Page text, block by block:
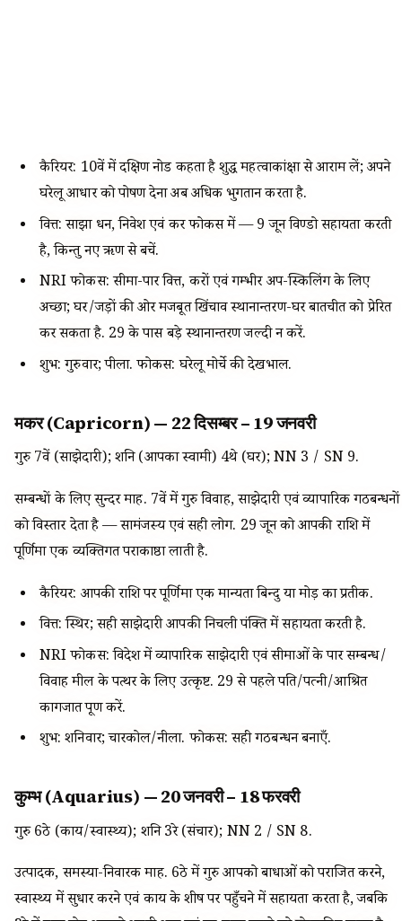
कैरियर: 10वें में दक्षिण नोड कहता है शुद्ध महत्वाकांक्षा से आराम लें; अपने
घरेलू आधार को पोषण देना अब अधिक भुगतान करता है.
वित्त: साझा धन, निवेश एवं कर फोकस में — 9 जून विण्डो सहायता करती
है, किन्तु नए ऋण से बचें.
NRI फोकस: सीमा-पार वित्त, करों एवं गम्भीर अप-स्किलिंग के लिए
अच्छा; घर/जड़ों की ओर मजबूत खिंचाव स्थानान्तरण-घर बातचीत को प्रेरित
कर सकता है. 29 के पास बड़े स्थानान्तरण जल्दी न करें.
शुभ: गुरुवार; पीला. फोकस: घरेलू मोर्चे की देखभाल.
मकर (Capricorn) — 22 दिसम्बर – 19 जनवरी
गुरु 7वें (साझेदारी); शनि (आपका स्वामी) 4थे (घर); NN 3 / SN 9.
सम्बन्धों के लिए सुन्दर माह. 7वें में गुरु विवाह, साझेदारी एवं व्यापारिक गठबन्धनों
को विस्तार देता है — सामंजस्य एवं सही लोग. 29 जून को आपकी राशि में
पूर्णिमा एक व्यक्तिगत पराकाष्ठा लाती है.
कैरियर: आपकी राशि पर पूर्णिमा एक मान्यता बिन्दु या मोड़ का प्रतीक.
वित्त: स्थिर; सही साझेदारी आपकी निचली पंक्ति में सहायता करती है.
NRI फोकस: विदेश में व्यापारिक साझेदारी एवं सीमाओं के पार सम्बन्ध/
विवाह मील के पत्थर के लिए उत्कृष्ट. 29 से पहले पति/पत्नी/आश्रित
कागजात पूर्ण करें.
शुभ: शनिवार; चारकोल/नीला. फोकस: सही गठबन्धन बनाएँ.
कुम्भ (Aquarius) — 20 जनवरी – 18 फरवरी
गुरु 6ठे (कार्य/स्वास्थ्य); शनि 3रे (संचार); NN 2 / SN 8.
उत्पादक, समस्या-निवारक माह. 6ठे में गुरु आपको बाधाओं को पराजित करने,
स्वास्थ्य में सुधार करने एवं कार्य के शीर्ष पर पहुँचने में सहायता करता है, जबकि